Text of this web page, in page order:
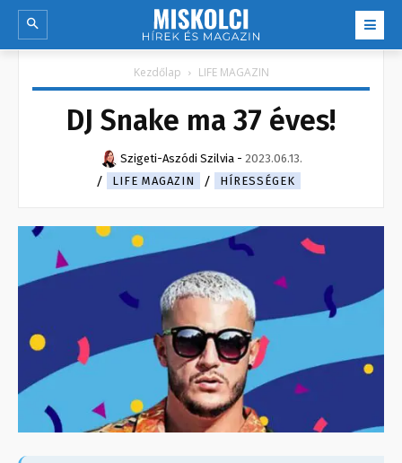
Kezdőlap LIFE MAGAZIN
DJ Snake ma 37 éves!
Szigeti-Aszódi Szilvia - 2023.06.13.
LIFE MAGAZIN
HÍRESSÉGEK